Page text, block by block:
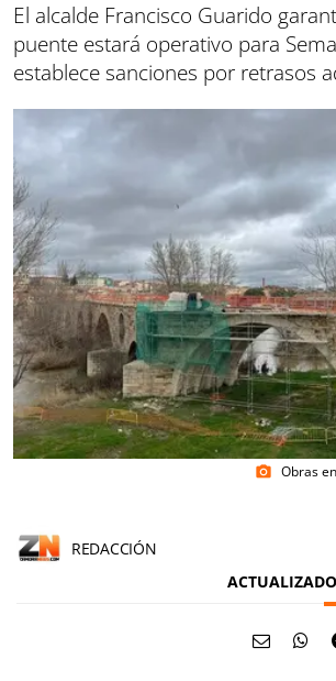
El alcalde Francisco Guarido
puente estará operativo para
establece sanciones por retrasos
photo_camera Obras
REDACCIÓN